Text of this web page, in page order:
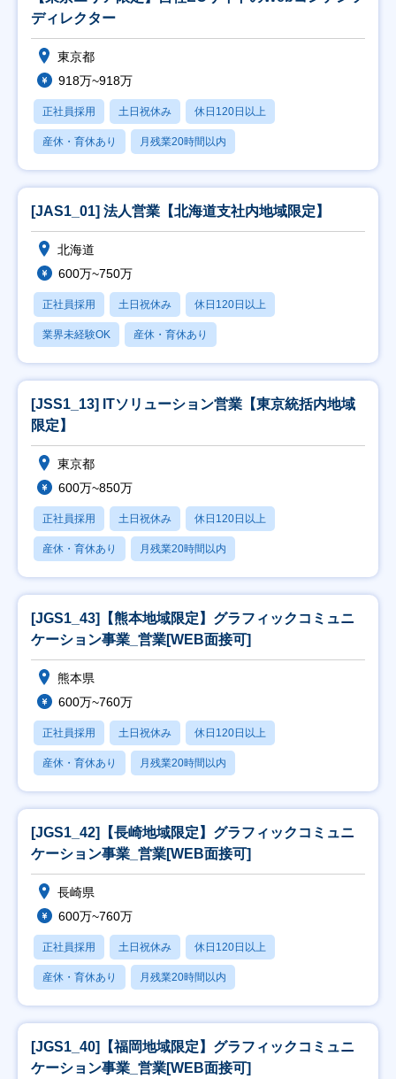
ディレクター
東京都
918万~918万
正社員採用 土日祝休み 休日120日以上
産休・育休あり 月残業20時間以内
[JAS1_01] 法人営業【北海道支社内地域限定】
北海道
600万~750万
正社員採用 土日祝休み 休日120日以上
業界未経験OK 産休・育休あり
[JSS1_13] ITソリューション営業【東京統括内地域
限定】
東京都
600万~850万
正社員採用 土日祝休み 休日120日以上
産休・育休あり 月残業20時間以内
[JGS1_43]【熊本地域限定】グラフィックコミュニ
ケーション事業_営業[WEB面接可]
熊本県
600万~760万
正社員採用 土日祝休み 休日120日以上
産休・育休あり 月残業20時間以内
[JGS1_42]【長崎地域限定】グラフィックコミュニ
ケーション事業_営業[WEB面接可]
長崎県
600万~760万
正社員採用 土日祝休み 休日120日以上
産休・育休あり 月残業20時間以内
[JGS1_40]【福岡地域限定】グラフィックコミュニ
ケーション事業_営業[WEB面接可]